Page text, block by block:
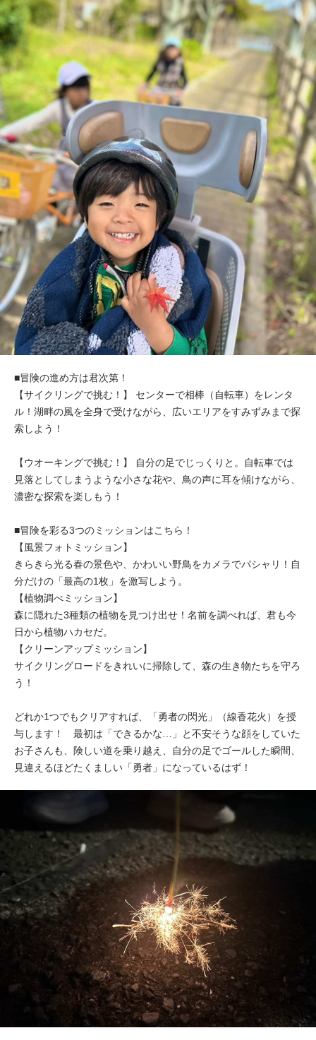
■冒険の進め方は君次第！
【サイクリングで挑む！】 センターで相棒（自転車）をレンタ
ル！湖畔の風を全身で受けながら、広いエリアをすみずみまで探
索しよう！
【ウオーキングで挑む！】 自分の足でじっくりと。自転車では
見落としてしまうような小さな花や、鳥の声に耳を傾けながら、
濃密な探索を楽しもう！
■冒険を彩る3つのミッションはこちら！
【風景フォトミッション】
きらきら光る春の景色や、かわいい野鳥をカメラでパシャリ！自
分だけの「最高の1枚」を激写しよう。
【植物調べミッション】
森に隠れた3種類の植物を見つけ出せ！名前を調べれば、君も今
日から植物ハカセだ。
【クリーンアップミッション】
サイクリングロードをきれいに掃除して、森の生き物たちを守ろ
う！
どれか1つでもクリアすれば、「勇者の閃光」（線香花火）を授
与します！ 最初は「できるかな…」と不安そうな顔をしていた
お子さんも、険しい道を乗り越え、自分の足でゴールした瞬間、
見違えるほどたくましい「勇者」になっているはず！